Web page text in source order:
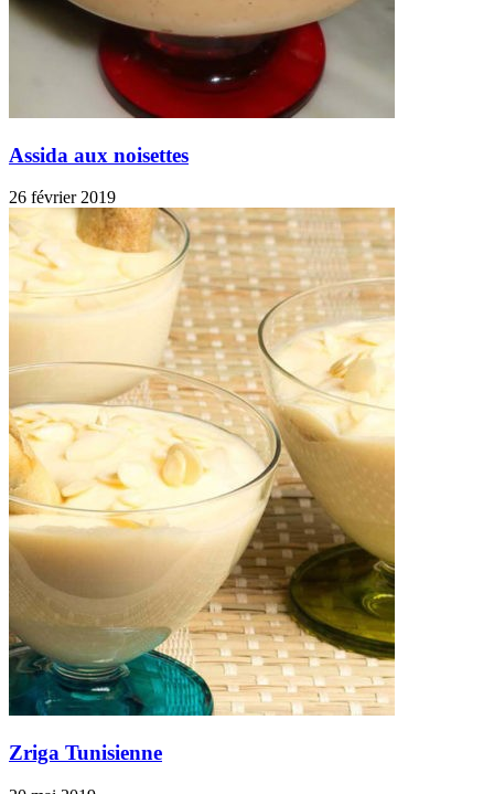
Assida aux noisettes
26 février 2019
Zriga Tunisienne